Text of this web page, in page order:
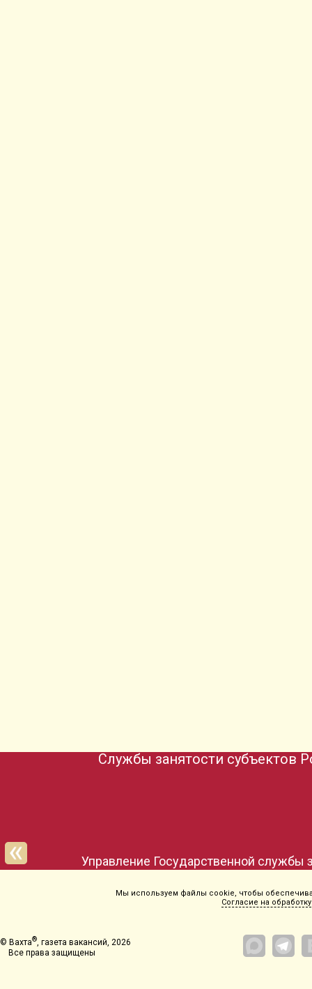
Службы занятости субъектов
Мы используем файлы cookie, чтобы
Согласие на обработку
© Вахта® , газета вакансий, 2026
Все права защищены